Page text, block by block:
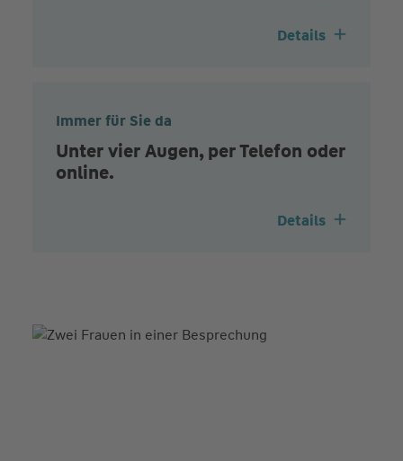
Details
Immer für Sie da
Unter vier Augen, per Telefon oder
online.
Details